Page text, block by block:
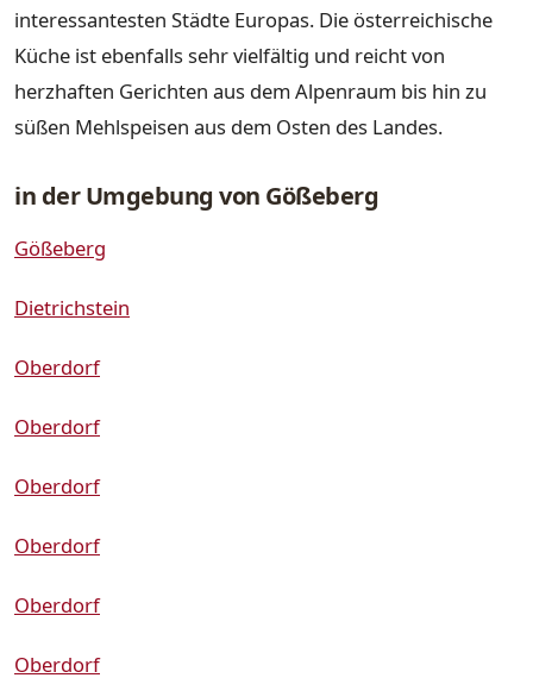
interessantesten Städte Europas. Die österreichische
Küche ist ebenfalls sehr vielfältig und reicht von
herzhaften Gerichten aus dem Alpenraum bis hin zu
süßen Mehlspeisen aus dem Osten des Landes.
in der Umgebung von Gößeberg
Gößeberg
Dietrichstein
Oberdorf
Oberdorf
Oberdorf
Oberdorf
Oberdorf
Oberdorf